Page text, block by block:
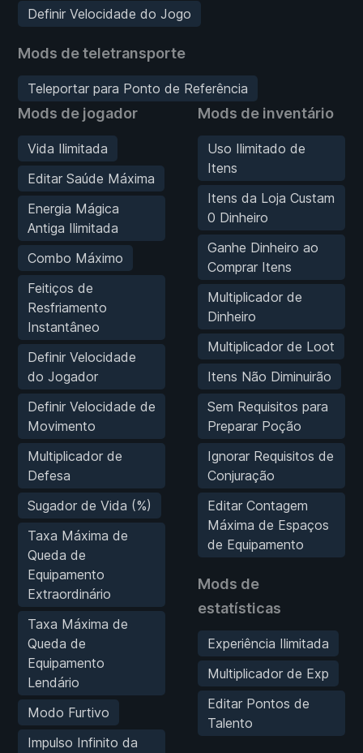
Definir Velocidade do Jogo
Mods de teletransporte
Teleportar para Ponto de Referência
Mods de jogador
Vida Ilimitada
Editar Saúde Máxima
Energia Mágica
Antiga Ilimitada
Combo Máximo
Feitiços de
Resfriamento
Instantâneo
Definir Velocidade
do Jogador
Definir Velocidade de
Movimento
Multiplicador de
Defesa
Sugador de Vida (%)
Taxa Máxima de
Queda de
Equipamento
Extraordinário
Taxa Máxima de
Queda de
Equipamento
Lendário
Modo Furtivo
Impulso Infinito da
Mods de inventário
Uso Ilimitado de
Itens
Itens da Loja Custam
0 Dinheiro
Ganhe Dinheiro ao
Comprar Itens
Multiplicador de
Dinheiro
Multiplicador de Loot
Itens Não Diminuirão
Sem Requisitos para
Preparar Poção
Ignorar Requisitos de
Conjuração
Editar Contagem
Máxima de Espaços
de Equipamento
Mods de
estatísticas
Experiência Ilimitada
Multiplicador de Exp
Editar Pontos de
Talento